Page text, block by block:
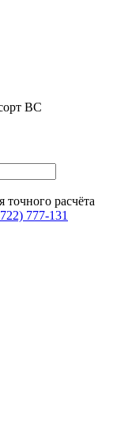
ВС
точного расчёта
777-131